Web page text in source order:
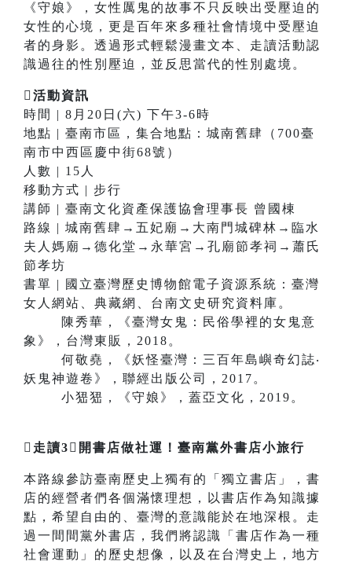
《守娘》，女性厲鬼的故事不只反映出受壓迫的
女性的心境，更是百年來多種社會情境中受壓迫
者的身影。透過形式輕鬆漫畫文本、走讀活動認
識過往的性別壓迫，並反思當代的性別處境。
活動資訊
時間 | 8月20日(六) 下午3-6時
地點 | 臺南市區，集合地點：城南舊肆（700臺
南市中西區慶中街68號）
人數 | 15人
移動方式 | 步行
講師 | 臺南文化資產保護協會理事長 曾國棟
路線 | 城南舊肆→五妃廟→大南門城碑林→臨水
夫人媽廟→德化堂→永華宮→孔廟節孝祠→蕭氏
節孝坊
書單 | 國立臺灣歷史博物館電子資源系統：臺灣
女人網站、典藏網、台南文史研究資料庫。
陳秀華，《臺灣女鬼：民俗學裡的女鬼意
象》，台灣東販，2018。
何敬堯，《妖怪臺灣：三百年島嶼奇幻誌‧
妖鬼神遊卷》，聯經出版公司，2017。
小峱峱，《守娘》，蓋亞文化，2019。
走讀3開書店做社運！臺南黨外書店小旅行
本路線參訪臺南歷史上獨有的「獨立書店」，書
店的經營者們各個滿懷理想，以書店作為知識據
點，希望自由的、臺灣的意識能於在地深根。走
過一間間黨外書店，我們將認識「書店作為一種
社會運動」的歷史想像，以及在台灣史上，地方